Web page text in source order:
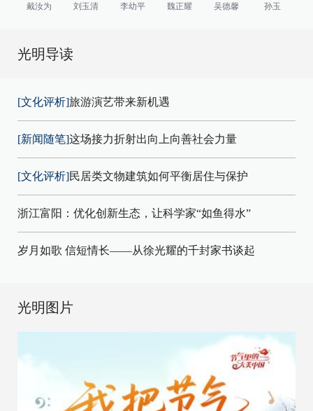
戴汝为
刘玉清 李幼平 魏正耀 吴德馨 孙玉
光明导读
[文化评析]旅游演艺带来新机遇
[新闻随笔]这场接力折射出向上向善社会力量
[文化评析]民居类文物建筑如何平衡居住与保护
浙江富阳：优化创新生态，让科学家“如鱼得水”
岁月如歌 信短情长——从徐光耀的千封家书谈起
光明图片